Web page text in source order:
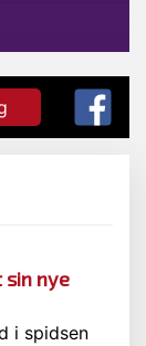
nye
i spidsen